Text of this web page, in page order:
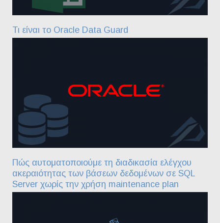
Τι είναι το Oracle Data Guard
Πώς αυτοματοποιούμε τη διαδικασία ελέγχου
ακεραιότητας των βάσεων δεδομένων σε SQL
Server χωρίς την χρήση maintenance plan